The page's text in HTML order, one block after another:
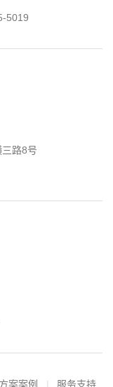
5019
路8号
方案案例 服务支持